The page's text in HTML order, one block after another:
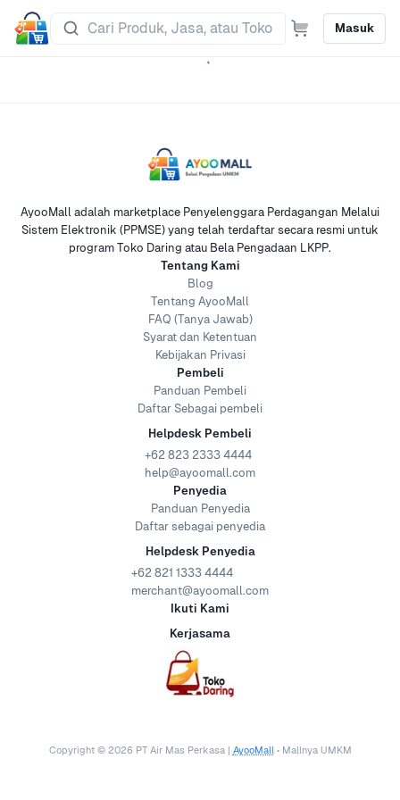
Masuk
AyooMall adalah marketplace Penyelenggara Perdagangan Melalui
Sistem Elektronik (PPMSE) yang telah terdaftar secara resmi untuk
program Toko Daring atau Bela Pengadaan LKPP.
Tentang Kami
Blog
Tentang AyooMall
FAQ (Tanya Jawab)
Syarat dan Ketentuan
Kebijakan Privasi
Pembeli
Panduan Pembeli
Daftar Sebagai pembeli
Helpdesk Pembeli
+62 823 2333 4444
help@ayoomall.com
Penyedia
Panduan Penyedia
Daftar sebagai penyedia
Helpdesk Penyedia
+62 821 1333 4444
merchant@ayoomall.com
Ikuti Kami
Kerjasama
Copyright © 2026 PT Air Mas Perkasa | AyooMall • Mallnya UMKM